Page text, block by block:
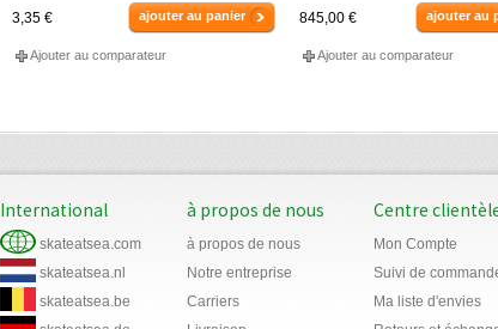
3,35 € ajouter au panier
Ajouter au comparateur
845,00 € ajouter au
Ajouter au comparateur
International
skateatsea.com
skateatsea.nl
skateatsea.be
à propos de nous
à propos de nous
Notre entreprise
Carriers
Centre
Mon Compte
Suivi de
Ma liste d'envies